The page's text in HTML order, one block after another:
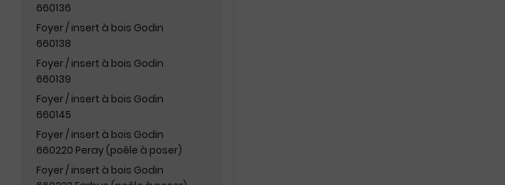
660136
Foyer / insert à bois Godin
660138
Foyer / insert à bois Godin
660139
Foyer / insert à bois Godin
660145
Foyer / insert à bois Godin
660220 Peray (poêle à poser)
Foyer / insert à bois Godin